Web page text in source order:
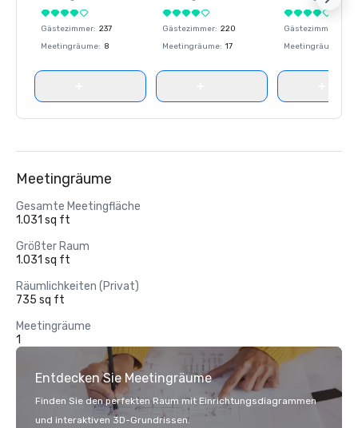
Gästezimmer: 237
Meetingräume: 8
Gästezimmer: 220
Meetingräume: 17
Gästezimmer
Meetingräume
Meetingräume
Gesamte Meetingfläche
1.031 sq ft
Größter Raum
1.031 sq ft
Räumlichkeiten (Privat)
735 sq ft
Meetingräume
1
Entdecken Sie Meetingräume
Finden Sie den perfekten Raum mit Einrichtungsdiagrammen
und interaktiven 3D-Grundrissen.